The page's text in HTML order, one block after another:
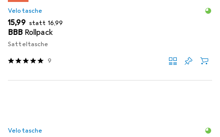
Velotasche
EUR
15,99 statt EUR
16,99
BBB Rollpack
Satteltasche
9
Velotasche